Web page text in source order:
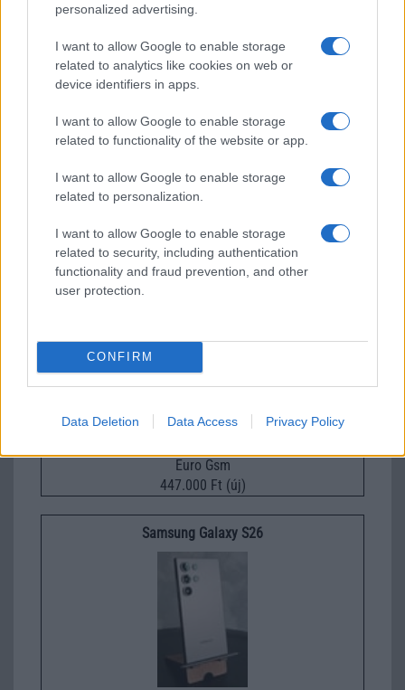
personalized advertising.
I want to allow Google to enable storage
related to analytics like cookies on web or
device identifiers in apps.
I want to allow Google to enable storage
related to functionality of the website or app.
I want to allow Google to enable storage
related to personalization.
I want to allow Google to enable storage
related to security, including authentication
functionality and fraud prevention, and other
user protection.
CONFIRM
Data Deletion Data Access Privacy Policy
Új és Használt GSM kiemelt ajánlatok
Apple iPhone 15 Pro Max
320.000 Ft (új)
Apple iPhone 17 Pro
Euro Gsm
447.000 Ft (új)
Samsung Galaxy S26